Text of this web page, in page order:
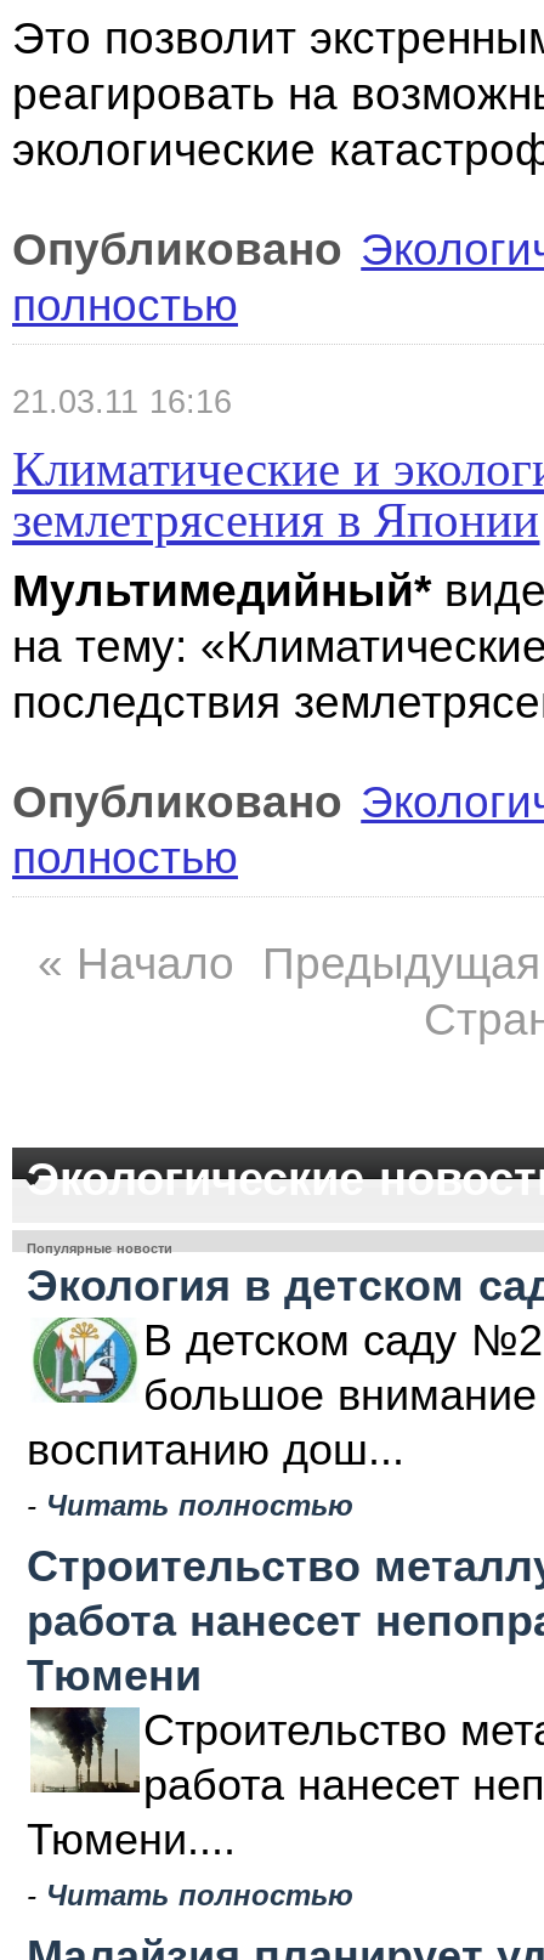
Это позволит
реагировать на
экологические
Опубликовано
полностью
21.03.11 16:16
Климатические и
землетрясения в Японии
Мультимедийный*
на тему:
последствия
Опубликовано
полностью
« Начало
Предыдущая
Экологические
Популярные новости
Экология в детском
В детском саду
большое внимание
воспитанию дош...
- Читать полностью
Строительство
работа нанесет
Тюмени
Строительство
работа нанесет
Тюмени....
- Читать полностью